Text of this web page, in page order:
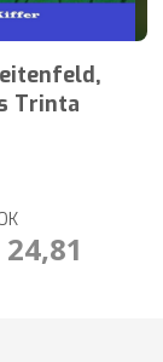
Trinta
24,81